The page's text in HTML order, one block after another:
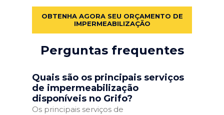
OBTENHA AGORA SEU ORÇAMENTO DE
IMPERMEABILIZAÇÃO
Perguntas frequentes
Quais são os principais serviços
de impermeabilização
disponíveis no Grifo?
Os principais serviços de